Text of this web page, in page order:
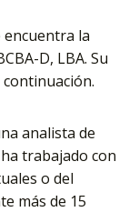
la
D, LBA. Su
analista de
trabajado con
o del
más de 15